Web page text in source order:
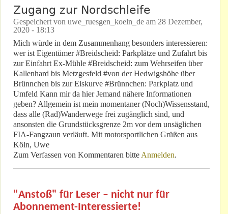
Zugang zur Nordschleife
Gespeichert von uwe_ruesgen_koeln_de am 28 Dezember,
2020 - 18:13
Mich würde in dem Zusammenhang besonders interessieren:
wer ist Eigentümer #Breidscheid: Parkplätze und Zufahrt bis
zur Einfahrt Ex-Mühle #Breidscheid: zum Wehrseifen über
Kallenhard bis Metzgesfeld #von der Hedwigshöhe über
Brünnchen bis zur Eiskurve #Brünnchen: Parkplatz und
Umfeld Kann mir da hier Jemand nähere Informationen
geben? Allgemein ist mein momentaner (Noch)Wissensstand,
dass alle (Rad)Wanderwege frei zugänglich sind, und
ansonsten die Grundstücksgrenze 2m vor dem unsäglichen
FIA-Fangzaun verläuft. Mit motorsportlichen Grüßen aus
Köln, Uwe
Zum Verfassen von Kommentaren bitte Anmelden.
"Anstoß" für Leser – nicht nur für
Abonnement-Interessierte!